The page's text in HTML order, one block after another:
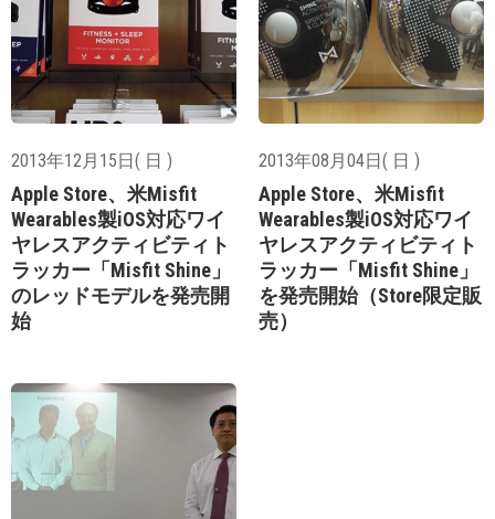
2013年12月15日( 日 )
Apple Store、米Misfit
Wearables製iOS対応ワイ
ヤレスアクティビティト
ラッカー「Misfit Shine」
のレッドモデルを発売開
始
2013年08月04日( 日 )
Apple Store、米Misfit
Wearables製iOS対応ワイ
ヤレスアクティビティト
ラッカー「Misfit Shine」
を発売開始（Store限定販
売）